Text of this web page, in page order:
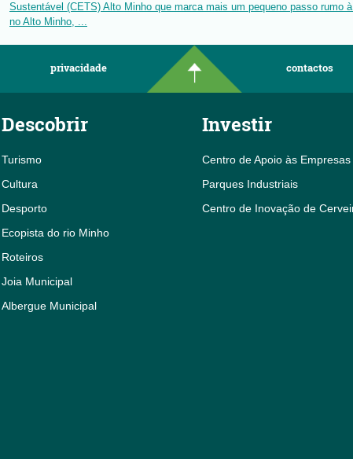
Sustentável (CETS) Alto Minho que marca mais um pequeno passo rumo
no Alto Minho, ...
privacidade contactos
Descobrir
Turismo
Cultura
Desporto
Ecopista do rio Minho
Roteiros
Joia Municipal
Albergue Municipal
Investir
Centro de Apoio às Empresas
Parques Industriais
Centro de Inovação de